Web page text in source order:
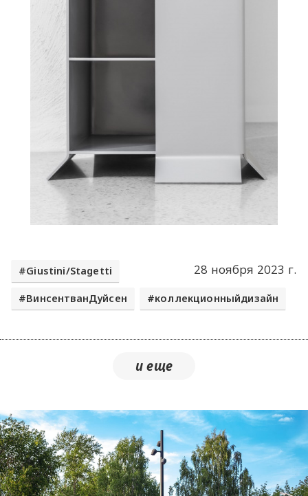
28 ноября 2023 г.
Giustini/Stagetti
ВинсентванДуйсен коллекционныйдизайн